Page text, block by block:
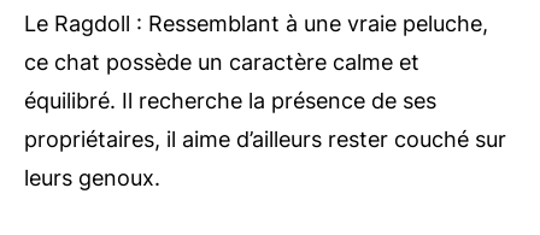
Le Ragdoll : Ressemblant à une vraie peluche,
ce chat possède un caractère calme et
équilibré. Il recherche la présence de ses
propriétaires, il aime d’ailleurs rester couché sur
leurs genoux.